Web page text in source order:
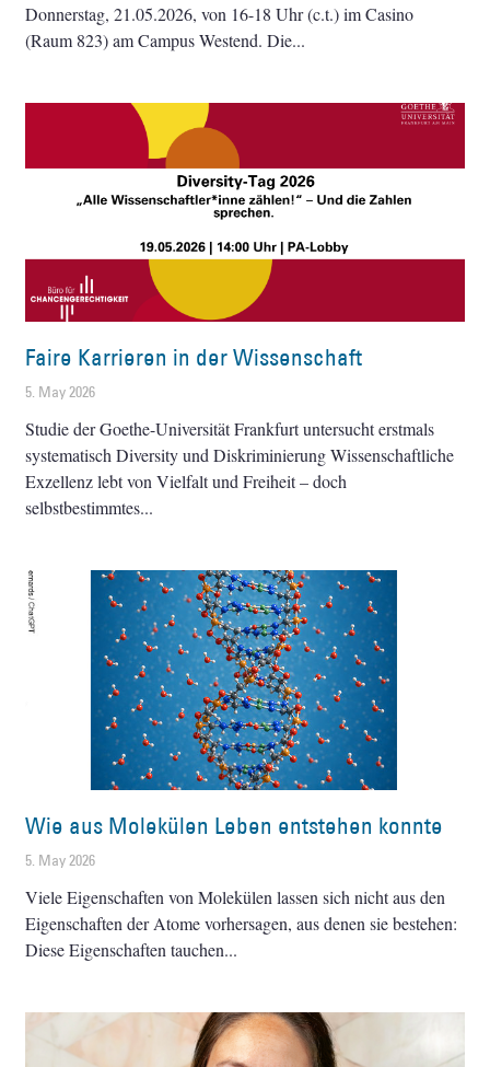
Donnerstag, 21.05.2026, von 16-18 Uhr (c.t.) im Casino
(Raum 823) am Campus Westend. Die
Faire Karrieren in der Wissenschaft
5. May 2026
Studie der Goethe-Universität Frankfurt untersucht erstmals
systematisch Diversity und Diskriminierung Wissenschaftliche
Exzellenz lebt von Vielfalt und Freiheit – doch
selbstbestimmtes
Wie aus Molekülen Leben entstehen konnte
5. May 2026
Viele Eigenschaften von Molekülen lassen sich nicht aus den
Eigenschaften der Atome vorhersagen, aus denen sie bestehen:
Diese Eigenschaften tauchen